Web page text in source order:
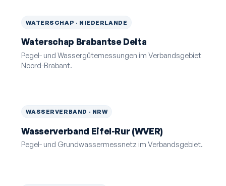
WATERSCHAP · NIEDERLANDE
Waterschap Brabantse Delta
Pegel- und Wassergüte­messungen im Verbandsgebiet
Noord-Brabant.
WASSERVERBAND · NRW
Wasserverband Eifel-Rur (WVER)
Pegel- und Grundwasser­messnetz im Verbandsgebiet.